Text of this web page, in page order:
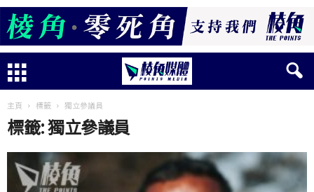
主頁 標籤 獨立參議員
標籤: 獨立參議員